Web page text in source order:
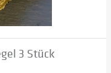
3 Stück